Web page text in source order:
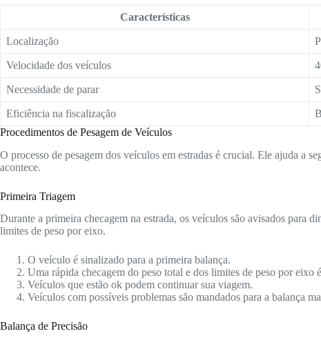
Características
Localização
Velocidade dos veículos
Necessidade de parar
Eficiência na fiscalização
Procedimentos de Pesagem de Veículos
O processo de pesagem dos veículos em estradas é crucial. Ele ajuda a
acontece.
Primeira Triagem
Durante a primeira checagem na estrada, os veículos são avisados para
limites de peso por eixo.
O veículo é sinalizado para a primeira balança.
Uma rápida checagem do peso total e dos limites de peso por eixo
Veículos que estão ok podem continuar sua viagem.
Veículos com possíveis problemas são mandados para a balança
Balança de Precisão